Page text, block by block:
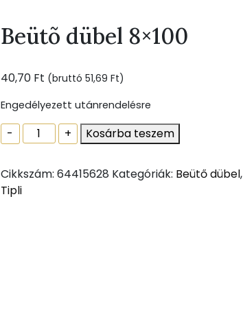
Beütõ dübel 8×100
40,70 Ft (bruttó 51,69 Ft)
Engedélyezett utánrendelésre
-
Beütõ
dübel
mennyiség
+ Kosárba teszem
Cikkszám: 64415628 Kategóriák: Beütő dübel,
Tipli